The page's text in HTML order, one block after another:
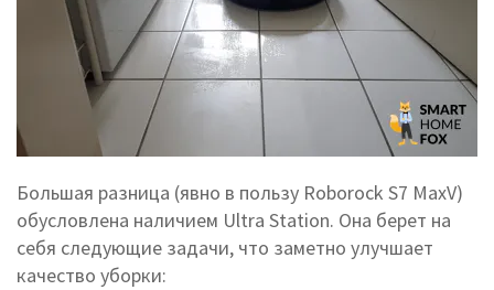
Большая разница (явно в пользу Roborock S7 MaxV)
обусловлена наличием Ultra Station. Она берет на
себя следующие задачи, что заметно улучшает
качество уборки: